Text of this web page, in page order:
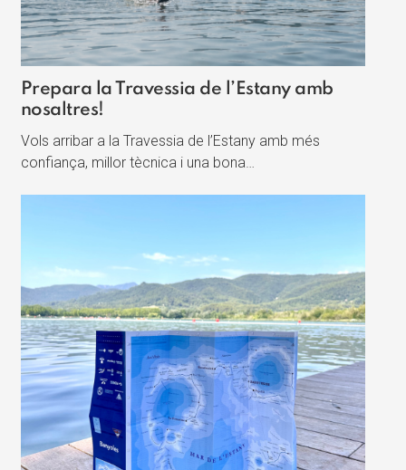
Prepara la Travessia de l’Estany amb
nosaltres!
Vols arribar a la Travessia de l’Estany amb més
confiança, millor tècnica i una bona…